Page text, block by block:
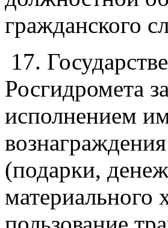
гражданского
17.
Росгидромета
исполнением
(подарки,
материального